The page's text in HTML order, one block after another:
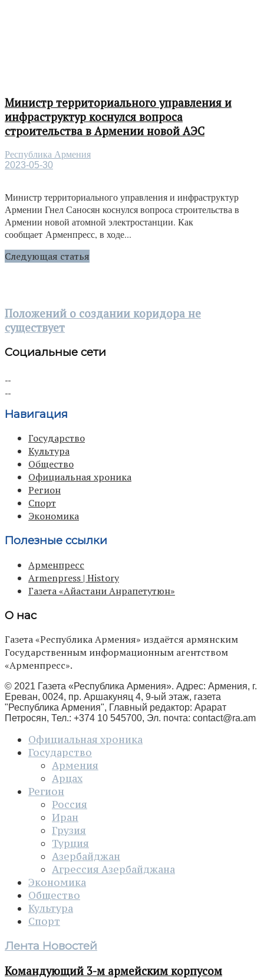
Министр территориального управления и
инфраструктур коснулся вопроса
строительства в Армении новой АЭС
Республика Армения
2023-05-30
Министр территориального управления и инфраструктур
Армении Гнел Саносян коснулся вопроса строительства в
Армении новой атомной электростанции. Как
сообщает Арменпресс, в ходе...
Следующая статья
Положений о создании коридора не
существует
Социальные сети
Навигация
Государство
Культура
Общество
Официальная хроника
Регион
Спорт
Экономика
Полезные ссылки
Арменпресс
Armenpress | History
Газета «Айастани Анрапетутюн»
О нас
Газета «Республика Армения» издаётся армянским
Государственным информационным агентством
«Арменпресс».
© 2021 Газета «Республика Армения». Адрес: Армения, г.
Ереван, 0024, пр. Аршакуняц 4, 9-ый этаж, газета
"Республика Армения", Главный редактор: Арарат
Петросян, Тел.: +374 10 545700, Эл. почта: contact@ra.am
Официальная хроника
Государство
Армения
Арцах
Регион
Россия
Иран
Грузия
Турция
Азербайджан
Агрессия Азербайджана
Экономика
Общество
Культура
Спорт
Лента Новостей
Командующий 3-м армейским корпусом